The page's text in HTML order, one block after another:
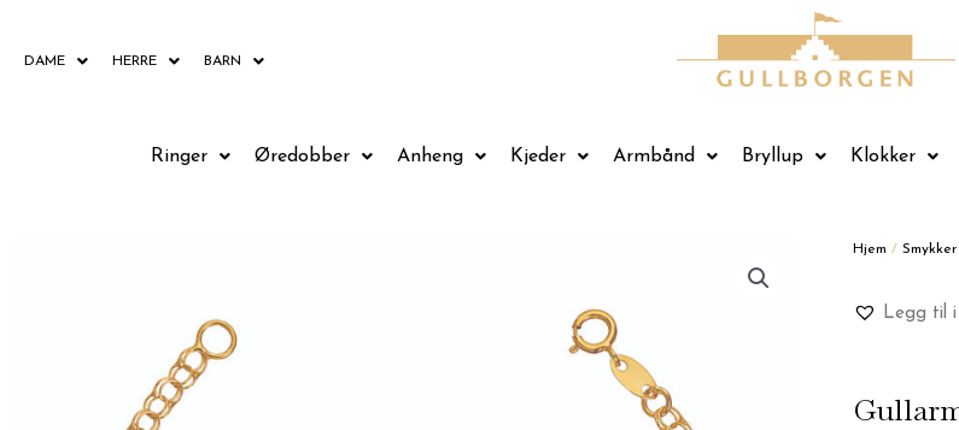
DAME HERRE BARN
Ringer Øredobber Anheng Kjeder Armbånd Bryllup Klokker
Hjem / Smykker
Legg til i